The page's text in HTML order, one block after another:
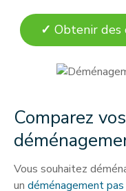
✓ Obtenir des
Comparez
Vous souhaitez
un déménagement pas